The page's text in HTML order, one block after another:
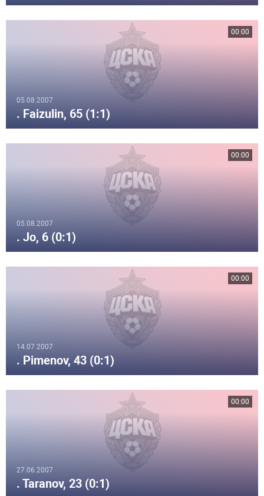
05.08.2007
. Faizulin, 65 (1:1)
00:00
05.08.2007
. Jo, 6 (0:1)
00:00
14.07.2007
. Pimenov, 43 (0:1)
00:00
27.06.2007
. Taranov, 23 (0:1)
00:00